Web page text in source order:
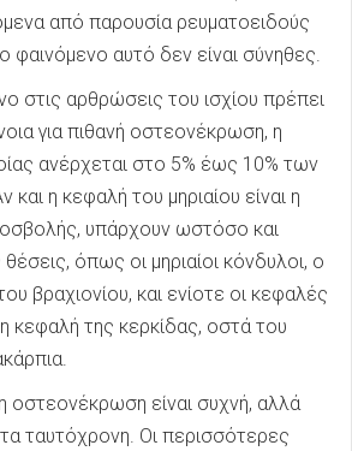
από παρουσία ρευματοειδούς
φαινόμενο αυτό δεν είναι σύνηθες.
στις αρθρώσεις του ισχίου πρέπει
για πιθανή οστεονέκρωση, η
ανέρχεται στο 5% έως 10% των
η κεφαλή του μηριαίου είναι η
υπάρχουν ωστόσο και
όπως οι μηριαίοι κόνδυλοι, ο
βραχιονίου, και ενίοτε οι κεφαλές
κεφαλή της κερκίδας, οστά του
είναι συχνή, αλλά
ταυτόχρονη. Οι περισσότερες